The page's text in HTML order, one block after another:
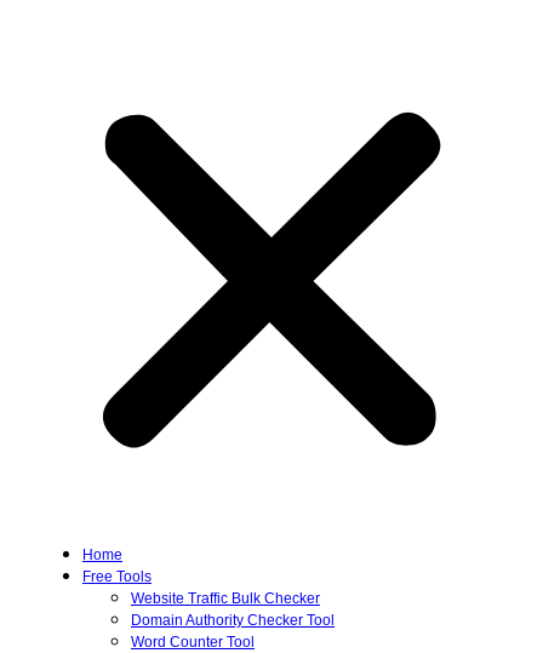
Home
Free Tools
Website Traffic Bulk Checker
Domain Authority Checker Tool
Word Counter Tool